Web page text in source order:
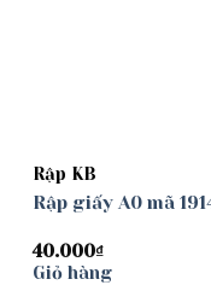
Rập KB
Rập giấy A0 mã
40.000₫
Giỏ hàng